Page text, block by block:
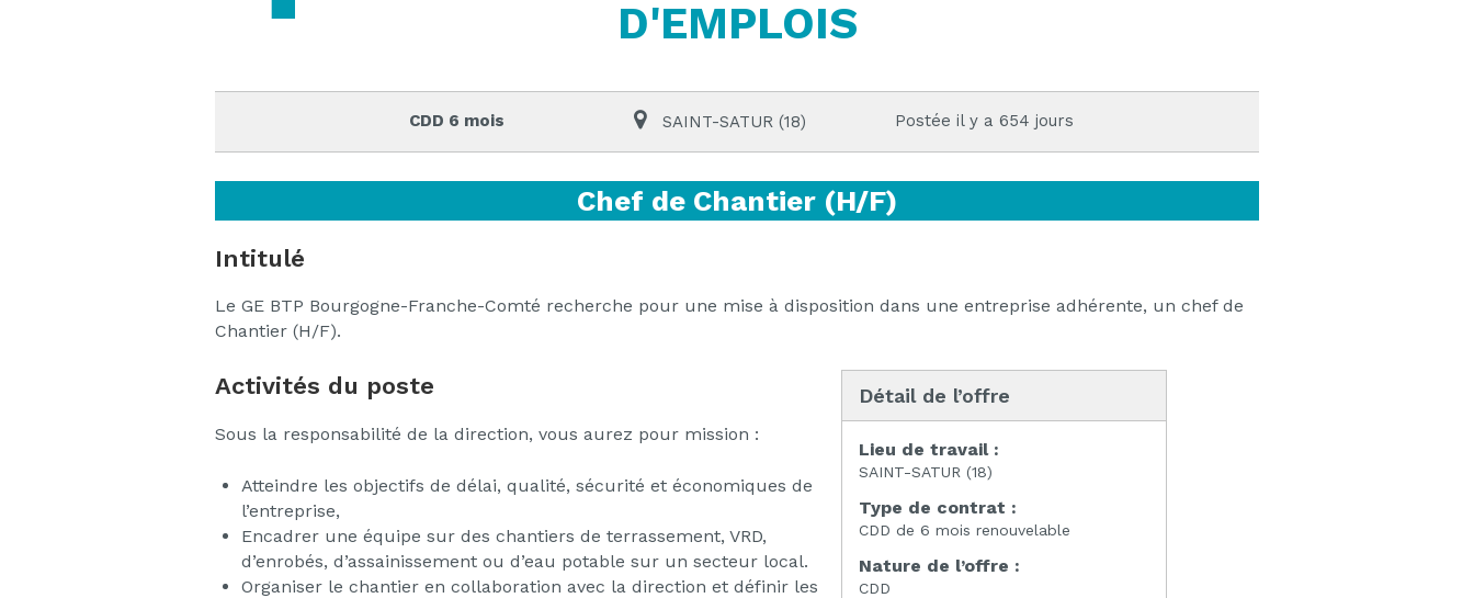
D'EMPLOIS
CDD 6 mois SAINT-SATUR (18) Postée il y a 654 jours
Chef de Chantier (H/F)
Intitulé
Le GE BTP Bourgogne-Franche-Comté recherche pour une mise à disposition dans une entreprise adhérente, un chef de
Chantier (H/F).
Activités du poste
Sous la responsabilité de la direction, vous aurez pour mission :
Atteindre les objectifs de délai, qualité, sécurité et économiques de
l’entreprise,
Encadrer une équipe sur des chantiers de terrassement, VRD,
d’enrobés, d’assainissement ou d’eau potable sur un secteur local.
Organiser le chantier en collaboration avec la direction et définir les
Détail de l’offre
Lieu de travail :
SAINT-SATUR (18)
Type de contrat :
CDD de 6 mois renouvelable
Nature de l’offre :
CDD